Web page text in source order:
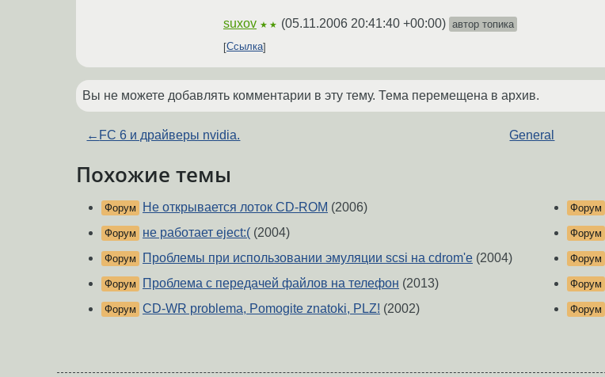
suxov ★★ (05.11.2006 20:41:40 +00:00) автор топика
Ссылка
Вы не можете добавлять комментарии в эту тему. Тема перемещена в архив.
← FC 6 и драйверы nvidia. General
Похожие темы
Форум Не открывается лоток CD-ROM (2006)
Форум не работает eject:( (2004)
Форум Проблемы при использовании эмуляции scsi на cdrom'e (2004)
Форум Проблема с передачей файлов на телефон (2013)
Форум CD-WR problema, Pomogite znatoki, PLZ! (2002)
Форум
Форум
Форум
Форум
Форум